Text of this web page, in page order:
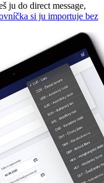
ju do direct message,
si ju importuje bez